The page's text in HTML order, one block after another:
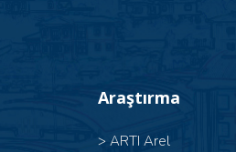
Araştırma
> ARTI Arel